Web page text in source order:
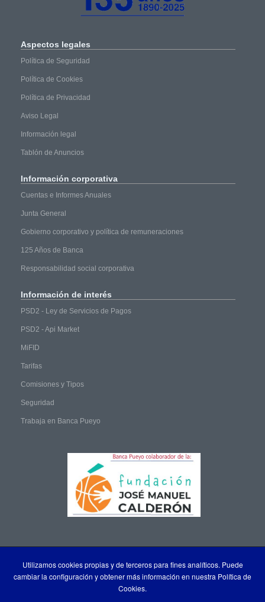
Aspectos legales
Política de Seguridad
Política de Cookies
Política de Privacidad
Aviso Legal
Información legal
Tablón de Anuncios
Información corporativa
Cuentas e Informes Anuales
Junta General
Gobierno corporativo y política de remuneraciones
125 Años de Banca
Responsabilidad social corporativa
Información de interés
PSD2 - Ley de Servicios de Pagos
PSD2 - Api Market
MiFID
Tarifas
Comisiones y Tipos
Seguridad
Trabaja en Banca Pueyo
Utilizamos cookies propias y de terceros para fines analíticos. Puede
cambiar la configuración y obtener más información en nuestra Política de
Cookies.